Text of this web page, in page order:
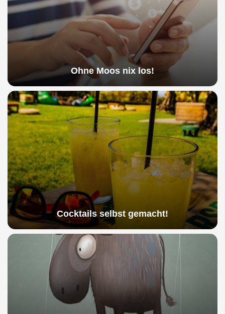
Ohne Moos nix los!
Cocktails selbst gemacht!